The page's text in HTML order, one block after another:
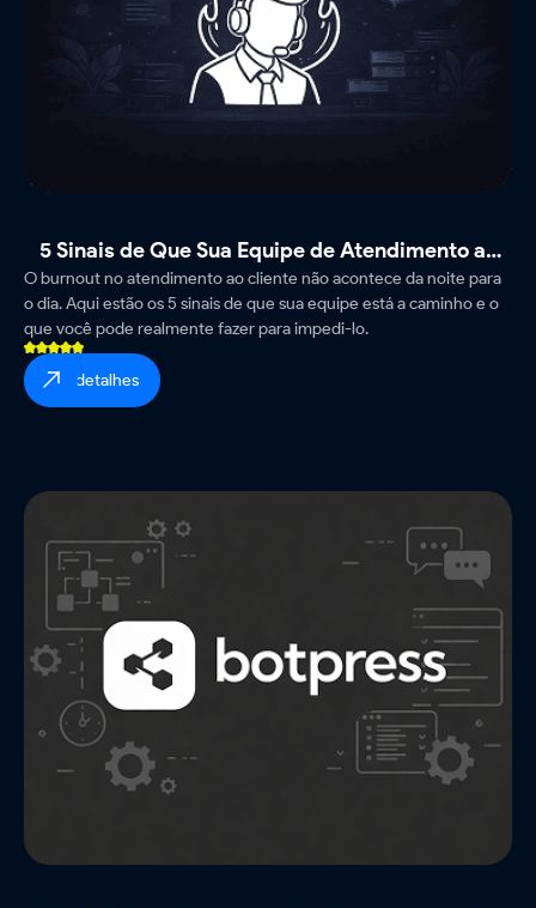
5 Sinais de Que Sua Equipe de Atendimento ao
Cliente Está Caminhando para o Esgotamento
O burnout no atendimento ao cliente não acontece da noite para
o dia. Aqui estão os 5 sinais de que sua equipe está a caminho e o
que você pode realmente fazer para impedi-lo.
ver detalhes